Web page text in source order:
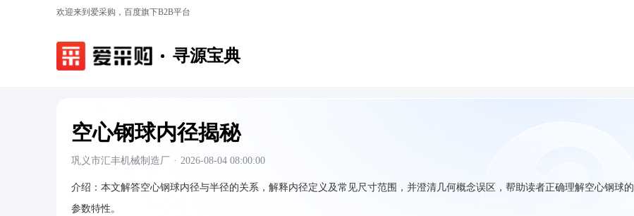
欢迎来到爱采购，百度旗下B2B平台
寻源宝典
空心钢球内径揭秘
巩义市汇丰机械制造厂 · 2026-08-04 08:00:00
介绍： 本文解答空心钢球内径与半径的关系，解释内径定义及常见尺寸范围，并澄清几何概念误区，帮助读者正确理解空心钢球的
参数特性。